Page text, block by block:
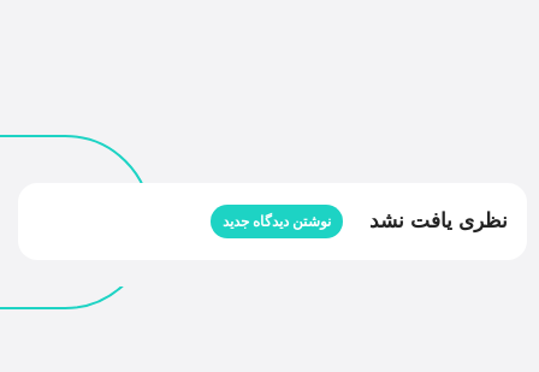
نظری یافت نشد نوشتن دیدگاه جدید